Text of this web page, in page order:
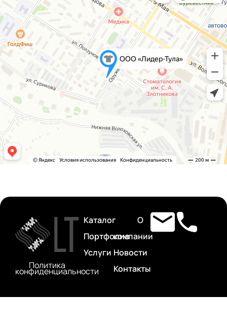
Политика
конфиденциальности
Каталог
Портфолио
Услуги
О
компании
Новости
Контакты